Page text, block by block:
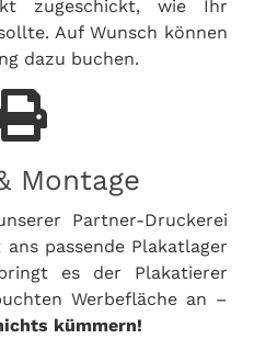
zugeschickt, wie Ihr
Auf Wunsch können
dazu buchen.
Montage
Partner-Druckerei
passende Plakatlager
es der Plakatierer
Werbefläche an –
kümmern!